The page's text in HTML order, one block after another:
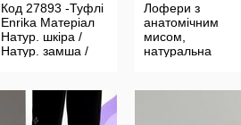
Код 27893 -Туфлі
Enrika Матеріал
Натур. шкіра /
Натур. замша /
Лофери з
анатомічним
мисом,
натуральна